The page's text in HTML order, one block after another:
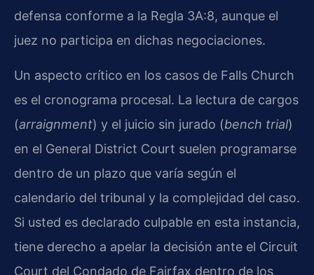
defensa conforme a la Regla 3A:8, aunque el
juez no participa en dichas negociaciones.
Un aspecto crítico en los casos de Falls Church
es el cronograma procesal. La lectura de cargos
(arraignment) y el juicio sin jurado (bench trial)
en el General District Court suelen programarse
dentro de un plazo que varía según el
calendario del tribunal y la complejidad del caso.
Si usted es declarado culpable en esta instancia,
tiene derecho a apelar la decisión ante el Circuit
Court del Condado de Fairfax dentro de los